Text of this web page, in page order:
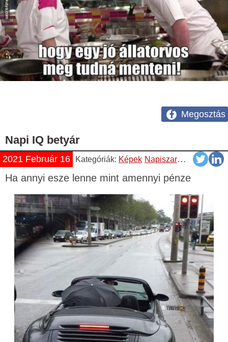
Megosztás
Napi IQ betyár
2021 Február 16 Kategóriák: Képek Napiszar Vicces
Ha annyi esze lenne mint amennyi pénze